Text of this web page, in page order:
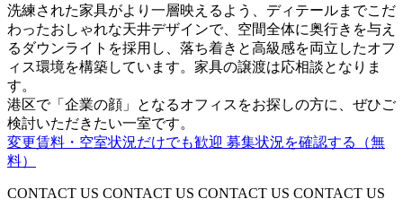
洗練された家具がより一層映えるよう、ディテールまでこだ
わったおしゃれな天井デザインで、空間全体に奥行きを与え
るダウンライトを採用し、落ち着きと高級感を両立したオフ
ィス環境を構築しています。家具の譲渡は応相談となりま
す。
港区で「企業の顔」となるオフィスをお探しの方に、ぜひご
検討いただきたい一室です。
変更賃料・空室状況だけでも歓迎 募集状況を確認する（無
料）
CONTACT US CONTACT US CONTACT US CONTACT US